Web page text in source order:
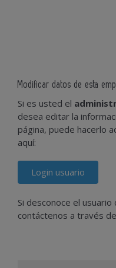
Modificar datos de esta
Si es usted el
desea editar la
página, puede hacerlo
aquí:
Login usuario
Si desconoce el
contáctenos a través de